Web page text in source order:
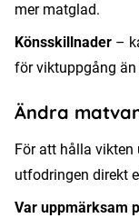
mer matglad.
Könsskillnader –
för viktuppgång än
Ändra
För att hålla
utfodringen direkt
Var uppmärksam